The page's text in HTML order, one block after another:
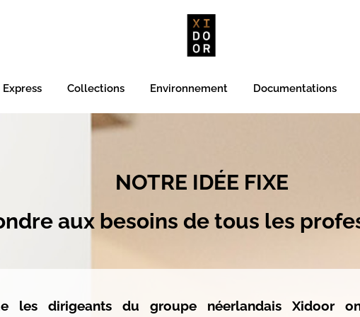
Collections Environnement Documentations
NOTRE IDÉE FIXE
aux besoins de tous les
les dirigeants du groupe néerlandais Xidoor